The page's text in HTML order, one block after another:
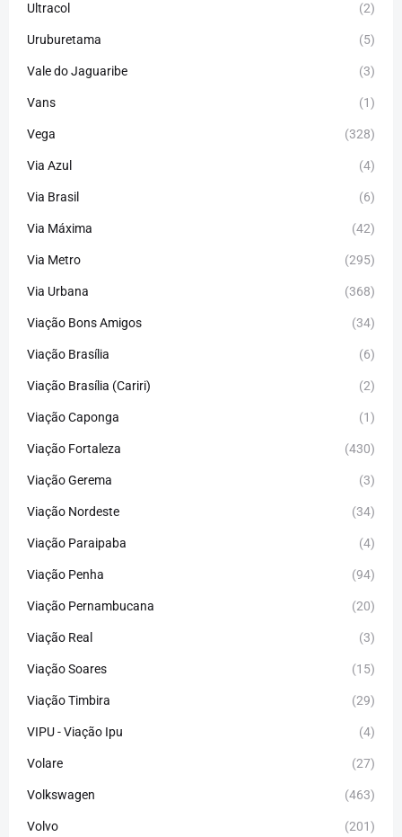
Ultracol (2)
Uruburetama (5)
Vale do Jaguaribe (3)
Vans (1)
Vega (328)
Via Azul (4)
Via Brasil (6)
Via Máxima (42)
Via Metro (295)
Via Urbana (368)
Viação Bons Amigos (34)
Viação Brasília (6)
Viação Brasília (Cariri) (2)
Viação Caponga (1)
Viação Fortaleza (430)
Viação Gerema (3)
Viação Nordeste (34)
Viação Paraipaba (4)
Viação Penha (94)
Viação Pernambucana (20)
Viação Real (3)
Viação Soares (15)
Viação Timbira (29)
VIPU - Viação Ipu (4)
Volare (27)
Volkswagen (463)
Volvo (201)